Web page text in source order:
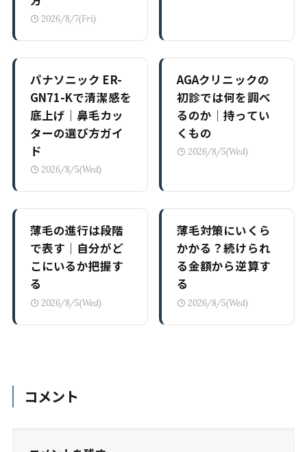
2026/8/7(Fri)
パナソニック ER-
GN71-Kで清潔感を
底上げ｜鼻毛カッ
ターの選び方ガイ
ド
2026/8/5(Wed)
AGAクリニックの
初診では何を調べ
るのか｜持ってい
くもの
2026/8/5(Wed)
薄毛の進行は段階
で表す｜自分がど
こにいるか把握す
る
2026/8/5(Wed)
薄毛対策にいくら
かかる？続けられ
る金額から逆算す
る
2026/8/5(Wed)
コメント